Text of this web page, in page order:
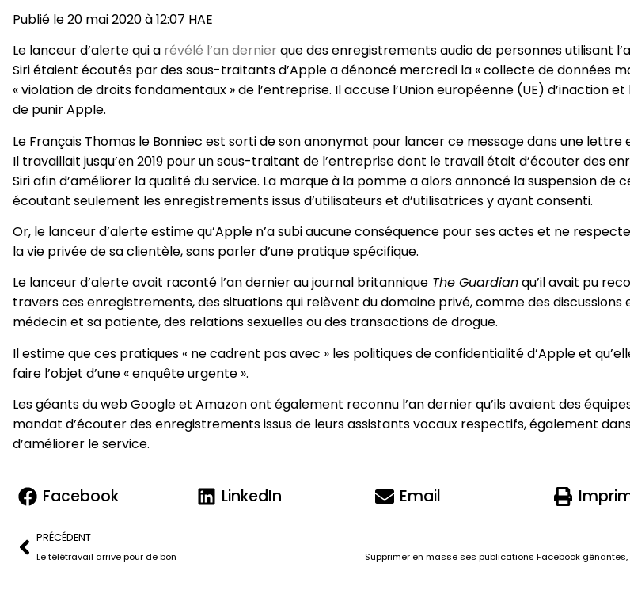
Publié le 20 mai 2020 à 12:07 HAE
Le lanceur d’alerte qui a révélé l’an dernier que des enregistrements audio de personnes utilisant
Siri étaient écoutés par des sous-traitants d’Apple a dénoncé mercredi la « collecte de données
« violation de droits fondamentaux » de l’entreprise. Il accuse l’Union européenne (UE) d’inaction
de punir Apple.
Le Français Thomas le Bonniec est sorti de son anonymat pour lancer ce message dans une lettre
Il travaillait jusqu’en 2019 pour un sous-traitant de l’entreprise dont le travail était d’écouter des
Siri afin d’améliorer la qualité du service. La marque à la pomme a alors annoncé la suspension de
écoutant seulement les enregistrements issus d’utilisateurs et d’utilisatrices y ayant consenti.
Or, le lanceur d’alerte estime qu’Apple n’a subi aucune conséquence pour ses actes et ne
la vie privée de sa clientèle, sans parler d’une pratique spécifique.
Le lanceur d’alerte avait raconté l’an dernier au journal britannique The Guardianqu’il avait pu
travers ces enregistrements, des situations qui relèvent du domaine privé, comme des discussions
médecin et sa patiente, des relations sexuelles ou des transactions de drogue.
Il estime que ces pratiques « ne cadrent pas avec » les politiques de confidentialité d’Apple et
faire l’objet d’une « enquête urgente ».
Les géants du web Google et Amazon ont également reconnu l’an dernier qu’ils avaient des
mandat d’écouter des enregistrements issus de leurs assistants vocaux respectifs, également
d’améliorer le service.
Facebook LinkedIn Email
PRÉCÉDENT
Le télétravail arrive pour de bon